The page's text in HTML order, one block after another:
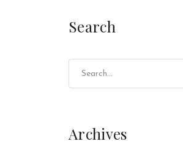
Search
Archives